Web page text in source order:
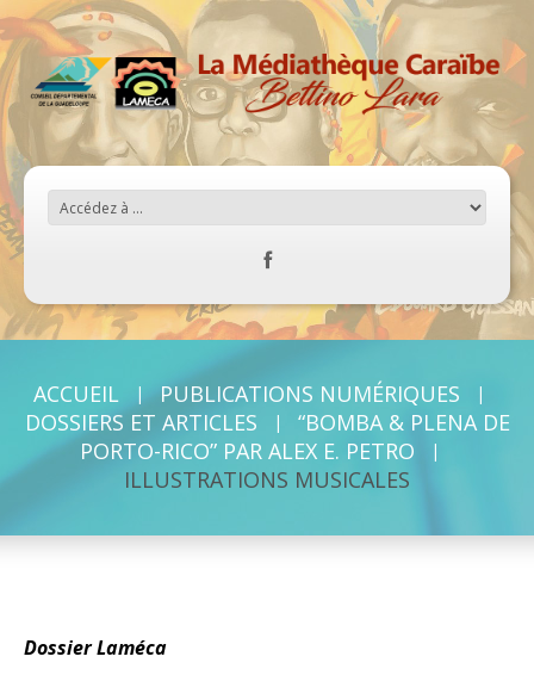
ACCUEIL
PUBLICATIONS NUMÉRIQUES
DOSSIERS ET ARTICLES
“BOMBA & PLENA DE
PORTO-RICO” PAR ALEX E. PETRO
ILLUSTRATIONS MUSICALES
Dossier Laméca